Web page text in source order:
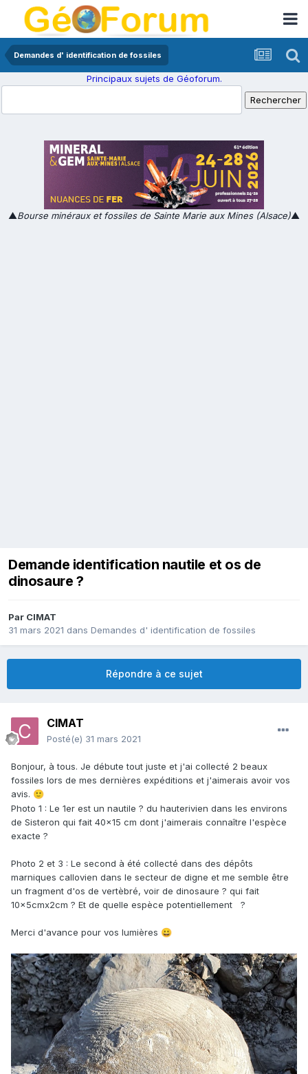
Demandes d' identification de fossiles
Principaux sujets de Géoforum.
▲Bourse minéraux et fossiles de Sainte Marie aux Mines (Alsace)▲
Demande identification nautile et os de
dinosaure ?
Par CIMAT
31 mars 2021 dans Demandes d' identification de fossiles
Répondre à ce sujet
CIMAT
Posté(e) 31 mars 2021
Bonjour, à tous. Je débute tout juste et j'ai collecté 2 beaux
fossiles lors de mes dernières expéditions et j'aimerais avoir vos
avis. 🙂
Photo 1 : Le 1er est un nautile ? du hauterivien dans les environs
de Sisteron qui fait 40×15 cm dont j'aimerais connaître l'espèce
exacte ?
Photo 2 et 3 : Le second à été collecté dans des dépôts
marniques callovien dans le secteur de digne et me semble être
un fragment d'os de vertèbré, voir de dinosaure ? qui fait
10x5cmx2cm ? Et de quelle espèce potentiellement ?
Merci d'avance pour vos lumières 😀